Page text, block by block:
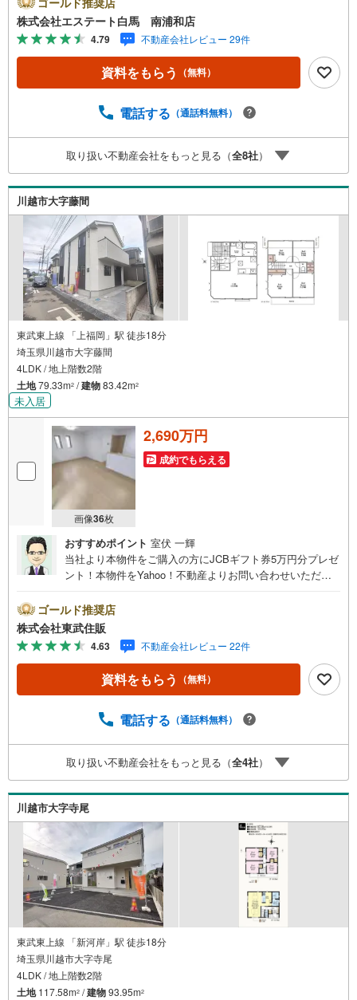
ムーズです。●車種により駐車2台可能●雨の日もあると便
利な室内物干付き●WIC付き【Yahoo！ 不動産キャンペーン
対象店舗です】 当店で物件を成約するとPayPayボーナス
をプレゼント！◆エステート白馬の5大サポート◆1.FP相
談サポート社外のファイナンシャルプランナーと資金相談
は半年の設備修理サービスが無料で付帯3.注文住宅「白馬
ご提案可能4.見学時、建築士同行サービス目視検査やリフ
ォーム費用をお伝えするなどの無料サービス5.お引渡し後
もしっかりサポートCSサポート室がお引渡し後のお悩みも
しっかりサポートします
株式会社エステート白馬 南浦和店
4.79 不動産会社レビュー 29件
資料をもらう （無料）
電話する （通話料無料）
取り扱い不動産会社をもっと見る（全8社）
川越市大字藤間
東武東上線 「上福岡」駅 徒歩18分
埼玉県川越市大字藤間
4LDK / 地上階数2階
土地79.33m2 /建物83.42m2
未入居
画像36枚
2,690万円
成約でもらえる
おすすめポイント 室伏 一輝
当社より本物件をご購入の方にJCBギフト券5万円分プレゼ
ント！本物件をYahoo！不動産よりお問い合わせいただい
との併用不可。【営業時間 10:00～18:00】この時間帯は
お電話でのお問い合わせがスムーズです。住み替えをご希
望の方は自社買取保証付売却プランがございます。お気軽
にお問い合わせください。●2駅利用可●閑静な住宅地●住環
境良好●充実の設備◇当社の強みは（1）リフォーム（当社
でも再販事業を行っている為、お客様に最適なプランをご
カー7社を保有しておりますので、ご予算・ご希望に合った
を豊富に取り揃えております。またリフォームの相談も承
ります。◇インターネット予約で当日現地見学が可能です
（1）［室内・現地を見学する］をクリック（2）本日～4日
以内をご希望の方は「ご要望・ご質問欄」に希望日時をご
記入ください！
ゴールド推奨店
株式会社東武住販
4.63 不動産会社レビュー 22件
資料をもらう （無料）
電話する （通話料無料）
取り扱い不動産会社をもっと見る（全4社）
川越市大字寺尾
東武東上線 「新河岸」駅 徒歩18分
埼玉県川越市大字寺尾
4LDK / 地上階数2階
土地117.58m2 /建物93.95m2